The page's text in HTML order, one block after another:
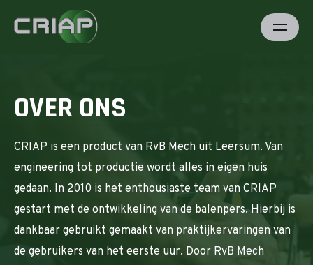
OVER ONS
CRIAP is een product van RvB Mech uit Leersum. Van
engineering tot productie wordt alles in eigen huis
gedaan. In 2010 is het enthousiaste team van CRIAP
gestart met de ontwikkeling van de balenpers. Hierbij is
dankbaar gebruikt gemaakt van praktijkervaringen van
de gebruikers van het eerste uur. Door RvB Mech